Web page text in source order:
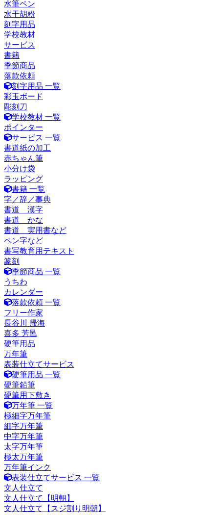
水筆ペン
水干胡粉
刻字用品
学校教材
サービス
書籍
季節商品
落款依頼
刻字用品 一覧
彩玉ボード
彫刻刀
学校教材 一覧
ポインター
サービス 一覧
書道紙の加工
赤ちゃん筆
小分け袋
ラッピング
書籍 一覧
字／辞／事典
書道 漢字
書道 かな
書道 実用書など
ペン字など
書写教育用テキスト
篆刻
季節商品 一覧
うちわ
カレンダー
落款依頼 一覧
フリー作家
長谷川 帰海
喜多 芳邑
硬筆用品
万年筆
表装仕立てサービス
硬筆用品 一覧
硬筆鉛筆
硬筆用下敷き
万年筆 一覧
極細字万年筆
細字万年筆
中字万年筆
太字万年筆
極太万年筆
万年筆インク
表装仕立てサービス 一覧
文人仕立て
文人仕立て【明朝】
文人仕立て【スジ割り明朝】